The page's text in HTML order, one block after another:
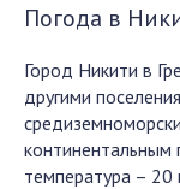
Погода в
Город Никити в
другими
континентальным
температура – 20